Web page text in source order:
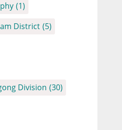
(1)
District (5)
Division (30)